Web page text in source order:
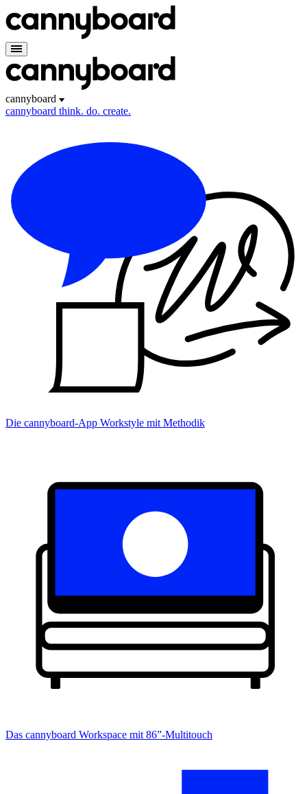
cannyboard
cannyboard think. do. create.
Die cannyboard-App Workstyle mit Methodik
Das cannyboard Workspace mit 86”-Multitouch